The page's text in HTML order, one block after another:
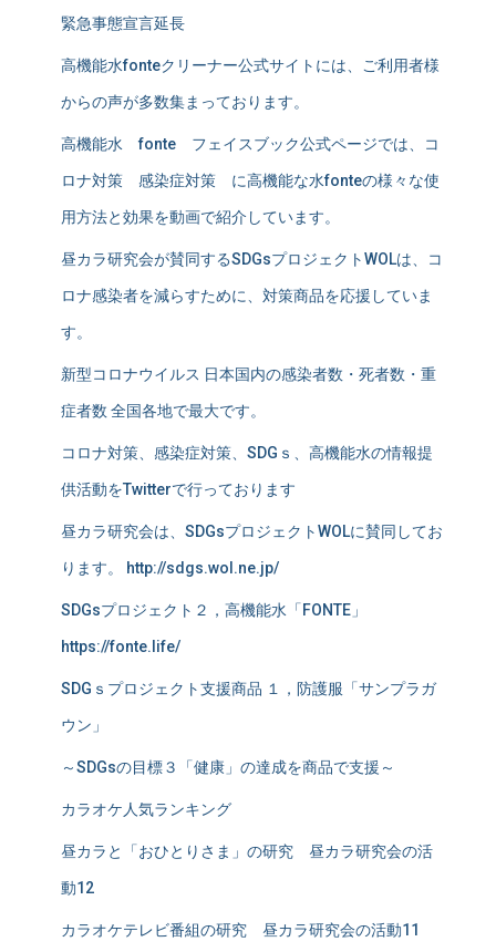
緊急事態宣言延長
高機能水fonteクリーナー公式サイトには、ご利用者様
からの声が多数集まっております。
高機能水 fonte フェイスブック公式ページでは、コ
ロナ対策 感染症対策 に高機能な水fonteの様々な使
用方法と効果を動画で紹介しています。
昼カラ研究会が賛同するSDGsプロジェクトWOLは、コ
ロナ感染者を減らすために、対策商品を応援していま
す。
新型コロナウイルス 日本国内の感染者数・死者数・重
症者数 全国各地で最大です。
コロナ対策、感染症対策、SDGｓ、高機能水の情報提
供活動をTwitterで行っております
昼カラ研究会は、SDGsプロジェクトWOLに賛同してお
ります。 http://sdgs.wol.ne.jp/
SDGsプロジェクト２，高機能水「FONTE」
https://fonte.life/
SDGｓプロジェクト支援商品 １，防護服「サンプラガ
ウン」
～SDGsの目標３「健康」の達成を商品で支援～
カラオケ人気ランキング
昼カラと「おひとりさま」の研究 昼カラ研究会の活
動12
カラオケテレビ番組の研究 昼カラ研究会の活動11